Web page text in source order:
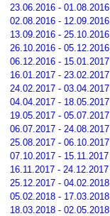
23.06.2016 - 01.08.2016
02.08.2016 - 12.09.2016
13.09.2016 - 25.10.2016
26.10.2016 - 05.12.2016
06.12.2016 - 15.01.2017
16.01.2017 - 23.02.2017
24.02.2017 - 03.04.2017
04.04.2017 - 18.05.2017
19.05.2017 - 05.07.2017
06.07.2017 - 24.08.2017
25.08.2017 - 06.10.2017
07.10.2017 - 15.11.2017
16.11.2017 - 24.12.2017
25.12.2017 - 04.02.2018
05.02.2018 - 17.03.2018
18.03.2018 - 02.05.2018